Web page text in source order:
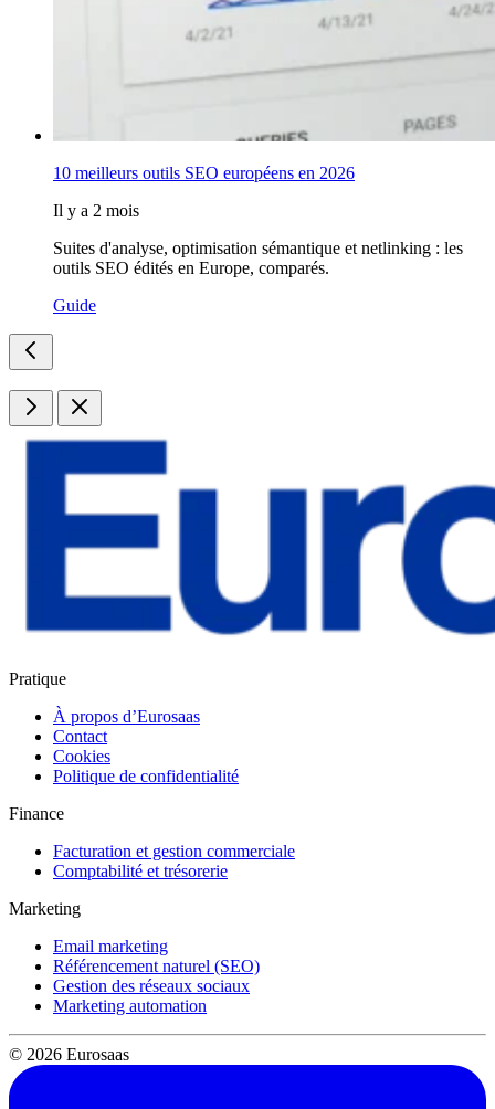
10 meilleurs outils SEO européens en 2026
Il y a 2 mois
Suites d'analyse, optimisation sémantique et netlinking : les
outils SEO édités en Europe, comparés.
Guide
Pratique
À propos d’Eurosaas
Contact
Cookies
Politique de confidentialité
Finance
Facturation et gestion commerciale
Comptabilité et trésorerie
Marketing
Email marketing
Référencement naturel (SEO)
Gestion des réseaux sociaux
Marketing automation
© 2026 Eurosaas